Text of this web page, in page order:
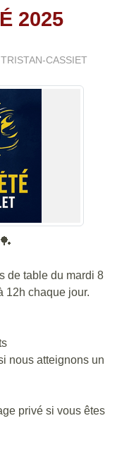
2025
CASSIET
de table du mardi 8
12h chaque jour.
nous atteignons un
privé si vous êtes